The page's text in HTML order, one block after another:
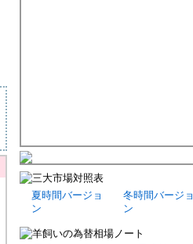
夏時間バージョ
ン
冬時間バージョ
ン